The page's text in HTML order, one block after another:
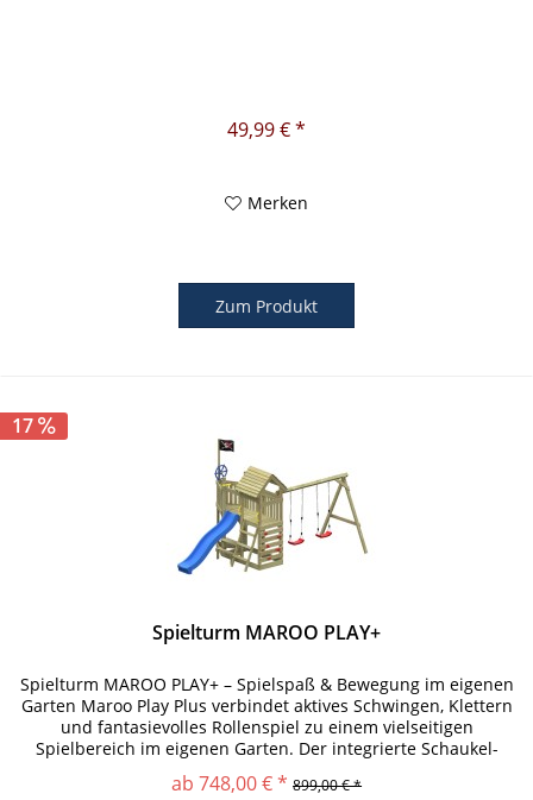
49,99 € *
Merken
Zum Produkt
17
Spielturm MAROO PLAY+
Spielturm MAROO PLAY+ – Spielspaß & Bewegung im eigenen
Garten Maroo Play Plus verbindet aktives Schwingen, Klettern
und fantasievolles Rollenspiel zu einem vielseitigen
Spielbereich im eigenen Garten. Der integrierte Schaukel-
Anbau mit...
ab 748,00 € * 899,00 € *